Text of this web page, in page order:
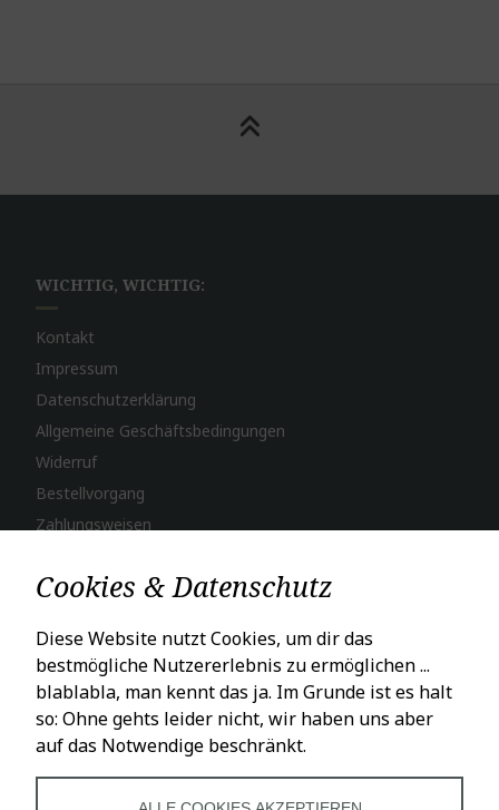
WICHTIG, WICHTIG:
Kontakt
Impressum
Datenschutzerklärung
Allgemeine Geschäftsbedingungen
Widerruf
Bestellvorgang
Zahlungsweisen
Mo – Fr: 10 – 18 Uhr
Sa: 10 – 16 Uhr
Cookies & Datenschutz
Diese Website nutzt Cookies, um dir das
bestmögliche Nutzererlebnis zu ermöglichen ...
blablabla, man kennt das ja. Im Grunde ist es halt
so: Ohne gehts leider nicht, wir haben uns aber
auf das Notwendige beschränkt.